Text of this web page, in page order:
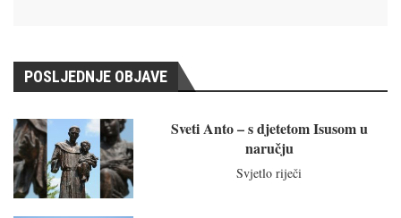
POSLJEDNJE OBJAVE
Sveti Anto – s djetetom Isusom u
naručju
Svjetlo riječi